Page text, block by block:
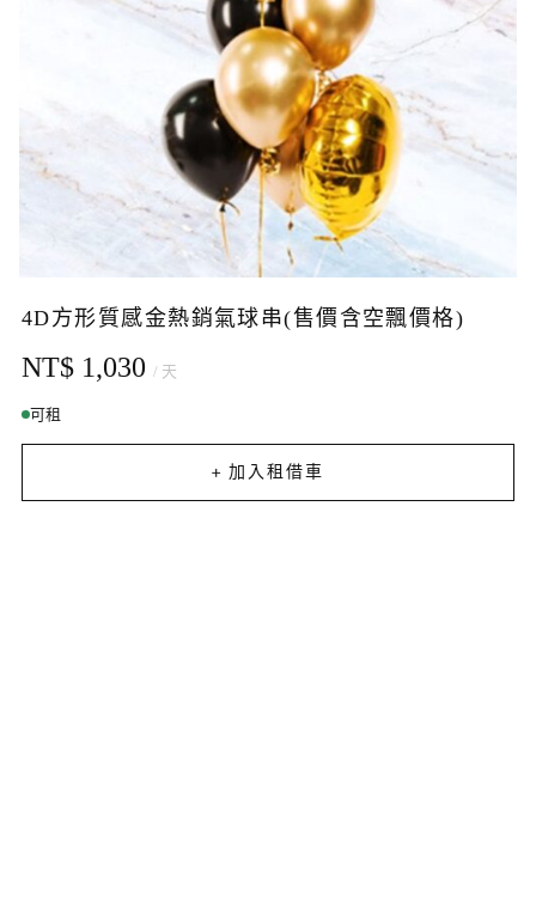
4D方形質感金熱銷氣球串(售價含空飄價格)
NT$ 1,030 / 天
可租
+ 加入租借車